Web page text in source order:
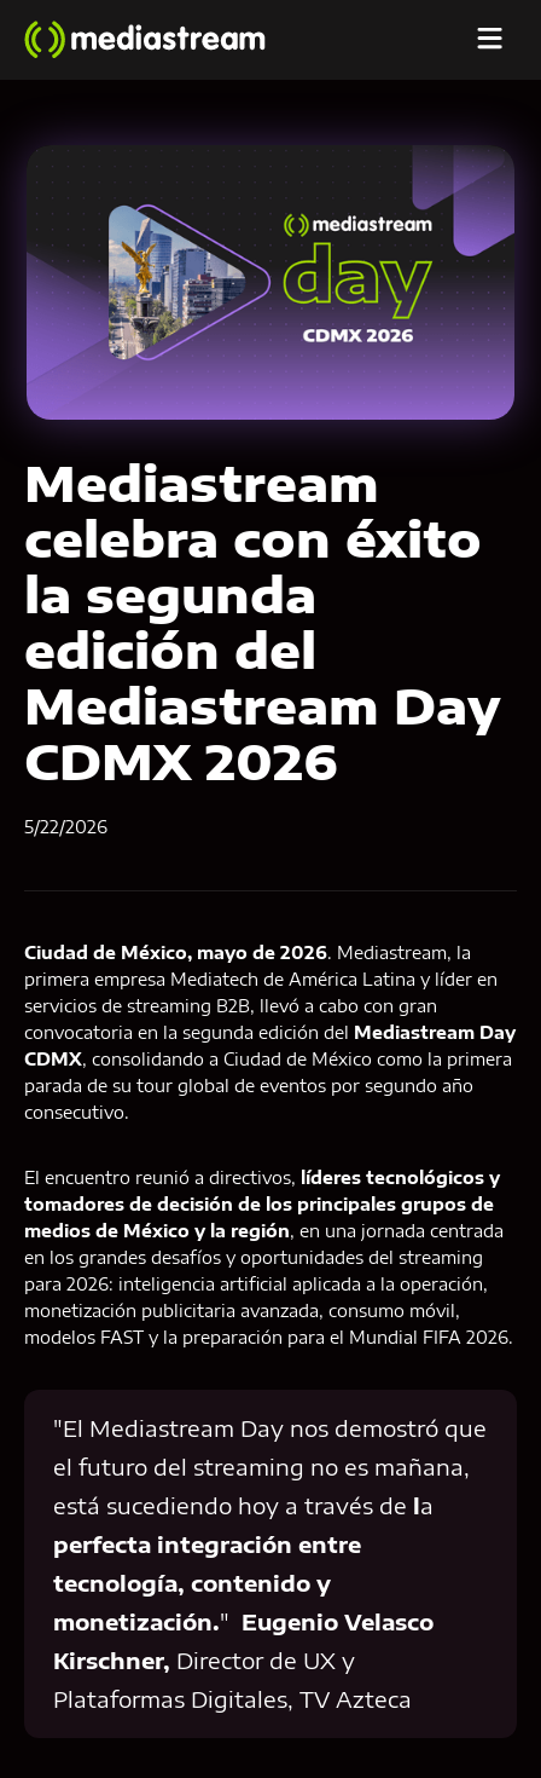
Mediastream
celebra con éxito
la segunda
edición del
Mediastream Day
CDMX 2026
5/22/2026
Ciudad de México, mayo de 2026. Mediastream, la
primera empresa Mediatech de América Latina y líder en
servicios de streaming B2B, llevó a cabo con gran
convocatoria en la segunda edición del Mediastream Day
CDMX, consolidando a Ciudad de México como la primera
parada de su tour global de eventos por segundo año
consecutivo.
El encuentro reunió a directivos, líderes tecnológicos y
tomadores de decisión de los principales grupos de
medios de México y la región, en una jornada centrada
en los grandes desafíos y oportunidades del streaming
para 2026: inteligencia artificial aplicada a la operación,
monetización publicitaria avanzada, consumo móvil,
modelos FAST y la preparación para el Mundial FIFA 2026.
"El Mediastream Day nos demostró que
el futuro del streaming no es mañana,
está sucediendo hoy a través de la
perfecta integración entre
tecnología, contenido y
monetización." Eugenio Velasco
Kirschner, Director de UX y
Plataformas Digitales, TV Azteca